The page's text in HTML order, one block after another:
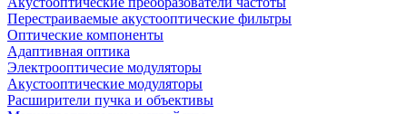
Перестраиваемые акустооптические фильтры
Оптические компоненты
Адаптивная оптика
Электрооптичесие модуляторы
Акустооптические модуляторы
Расширители пучка и объективы